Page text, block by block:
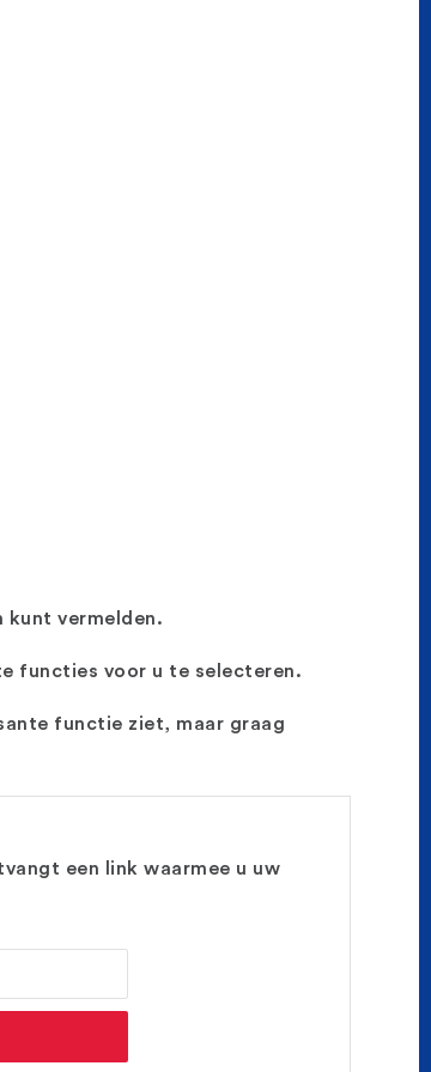
kunt vermelden.
functies voor u te selecteren.
functie ziet, maar graag
een link waarmee u uw